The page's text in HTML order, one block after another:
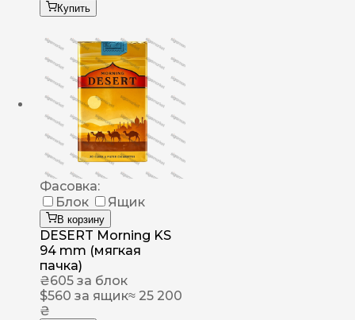
Купить
Фасовка:
Блок
Ящик
В корзину
DESERT Morning KS
94 mm (мягкая
пачка)
₴605 за блок
$560 за ящик≈ 25 200
₴